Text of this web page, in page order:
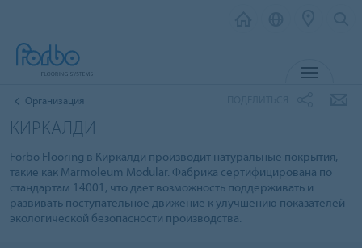
Организация
КИРКАЛДИ
Forbo Flooring в Киркалди производит натуральные покрытия,
такие как Marmoleum Modular. Фабрика сертифицирована по
стандартам 14001, что дает возможность поддерживать и
развивать поступательное движение к улучшению показателей
экологической безопасности производства.